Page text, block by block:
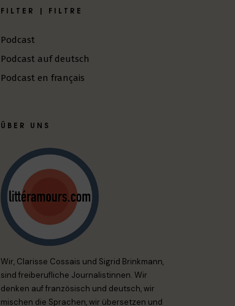
FILTER | FILTRE
Podcast
Podcast auf deutsch
Podcast en français
ÜBER UNS
Wir, Clarisse Cossais und Sigrid Brinkmann,
sind freiberufliche Journalistinnen. Wir
denken auf französisch und deutsch, wir
mischen die Sprachen, wir übersetzen und